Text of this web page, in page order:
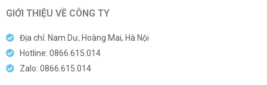
GIỚI THIỆU VỀ CÔNG TY
Địa chỉ: Nam Dư, Hoàng Mai, Hà Nội
Hotline: 0866.615.014
Zalo: 0866.615.014